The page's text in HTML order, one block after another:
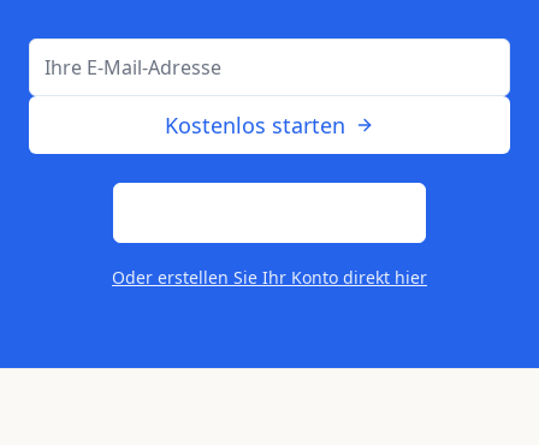
Kostenlos starten
Oder erstellen Sie Ihr Konto direkt hier